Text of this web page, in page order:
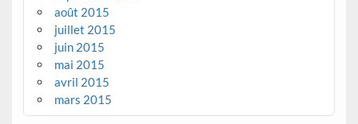
août 2015
juillet 2015
juin 2015
mai 2015
avril 2015
mars 2015